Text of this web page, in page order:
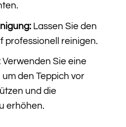
Lassen Sie den
professionell reinigen.
Verwenden Sie eine
den Teppich vor
und die
erhöhen.